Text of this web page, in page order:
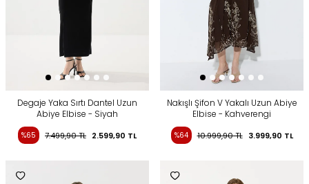
Degaje Yaka Sırtı Dantel Uzun
Abiye Elbise - Siyah
%65 7.499,90TL 2.599,90 TL
Nakışlı Şifon V Yakalı Uzun Abiye
Elbise - Kahverengi
%64 10.999,90TL 3.999,90 TL